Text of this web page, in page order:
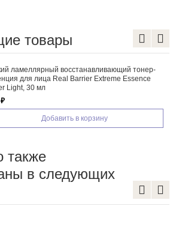
товары
Барьерный тонер для лица AXIS-
Comforting Infused Toner
Добавить в
также
в следующих